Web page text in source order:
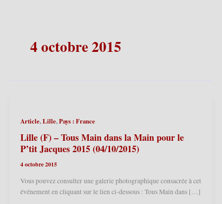
4 octobre 2015
Article,Lille,Pays : France
Lille (F) – Tous Main dans la Main pour le
P’tit Jacques 2015 (04/10/2015)
4 octobre 2015
Vous pouvez consulter une galerie photographique consacrée à cet
événement en cliquant sur le lien ci-dessous : Tous Main dans […]